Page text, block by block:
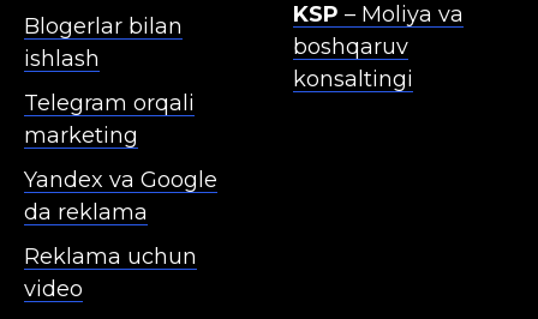
Blogerlar bilan
ishlash
Telegram orqali
marketing
Yandex va Google
da reklama
Reklama uchun
video
KSP – Moliya va
boshqaruv
konsaltingi